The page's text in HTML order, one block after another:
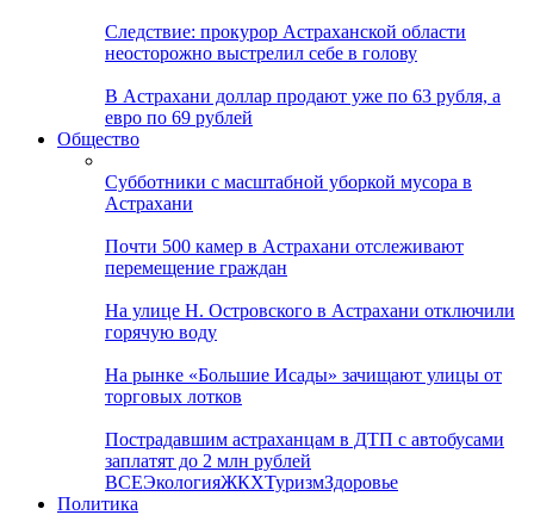
Следствие: прокурор Астраханской области
неосторожно выстрелил себе в голову
В Астрахани доллар продают уже по 63 рубля, а
евро по 69 рублей
Общество
Субботники с масштабной уборкой мусора в
Астрахани
Почти 500 камер в Астрахани отслеживают
перемещение граждан
На улице Н. Островского в Астрахани отключили
горячую воду
На рынке «Большие Исады» зачищают улицы от
торговых лотков
Пострадавшим астраханцам в ДТП с автобусами
заплатят до 2 млн рублей
ВСЕЭкологияЖКХТуризмЗдоровье
Политика